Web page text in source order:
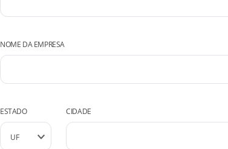
NOME DA EMPRESA
ESTADO CIDADE